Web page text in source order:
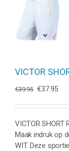
VICTOR
€39.95
was:
€39.95.
€37.95
is:
VICTOR SHORT
Maak indruk op
WIT. Deze